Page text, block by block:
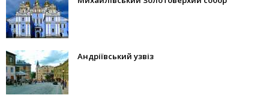
Андріївський узвіз